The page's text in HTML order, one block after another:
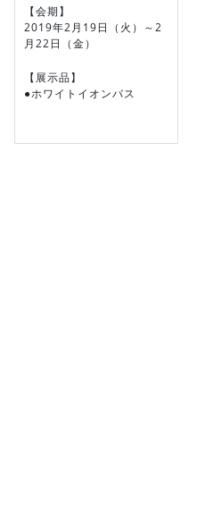
【会期】
2019年2月19日（火）～2
月22日（金）
【展示品】
●ホワイトイオンバス